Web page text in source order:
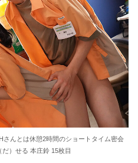
んとは休憩2時間のショートタイム密会
）せる 本庄鈴 15枚目